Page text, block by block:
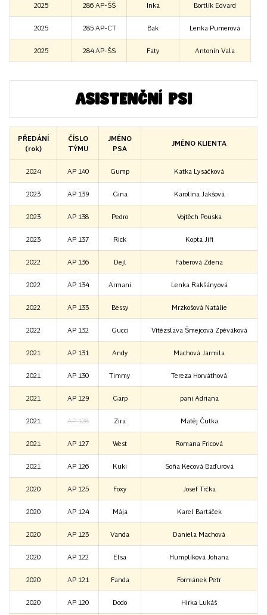
2025 286 AP-ŠŠ Inka Bortlík Edvard
2025 285 AP-CT Bak Lenka Pumerová
2025 284 AP-ŠS Faty Antonín Vala
Asistenční psi
PŘEDÁNÍ
(rok)
ČÍSLO
TÝMU
JMÉNO
PSA
JMÉNO KLIENTA
2024 AP 140 Gump Katka Lysáčková
2023 AP 139 Gina Karolína Jakšová
2023 AP 138 Pedro Vojtěch Pouska
2023 AP 137 Rick Kopta Jiří
2022 AP 136 Dejl Fáberová Zdena
2022 AP 134 Armani Lenka Rakšányová
2022 AP 133 Bessy Mrzkošová Natálie
2022 AP 132 Gucci Vítězslava Šmejcová Zpěváková
2021 AP 131 Andy Machová Jarmila
2021 AP 130 Timmy Tereza Horváthová
2021 AP 129 Garp pani Adriana
2021 AP 128 Zira Matěj Čutka
2021 AP 127 West Romana Fricová
2021 AP 126 Kuki Soňa Kecová Baďurová
2020 AP 125 Foxy Josef Trčka
2020 AP 124 Mája Karel Bartáček
2020 AP 123 Vanda Daniela Machová
2020 AP 122 Elsa Humplíková Johana
2020 AP 121 Fanda Formánek Petr
2020 AP 120 Dodo Hirka Lukáš